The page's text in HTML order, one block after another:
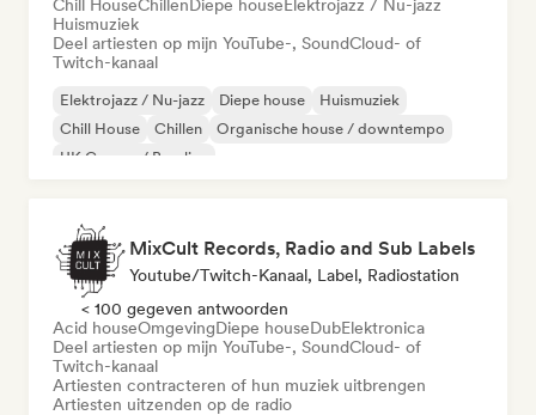
Chill HouseChillen Diepe houseElektrojazz / Nu-jazz
Huismuziek
Deel artiesten op mijn YouTube-, SoundCloud- of
Twitch-kanaal
Elektrojazz / Nu-jazz Diepe house
Huismuziek
Chill House
Chillen
Organische house / downtempo
UK Garage / Bassline
MixCult Records, Radio and Sub Labels
Youtube/Twitch-Kanaal, Label, Radiostation
< 100 gegeven antwoorden
Acid houseOmgevingDiepe houseDubElektronica
Deel artiesten op mijn YouTube-, SoundCloud- of
Twitch-kanaal
Artiesten contracteren of hun muziek uitbrengen
Artiesten uitzenden op de radio